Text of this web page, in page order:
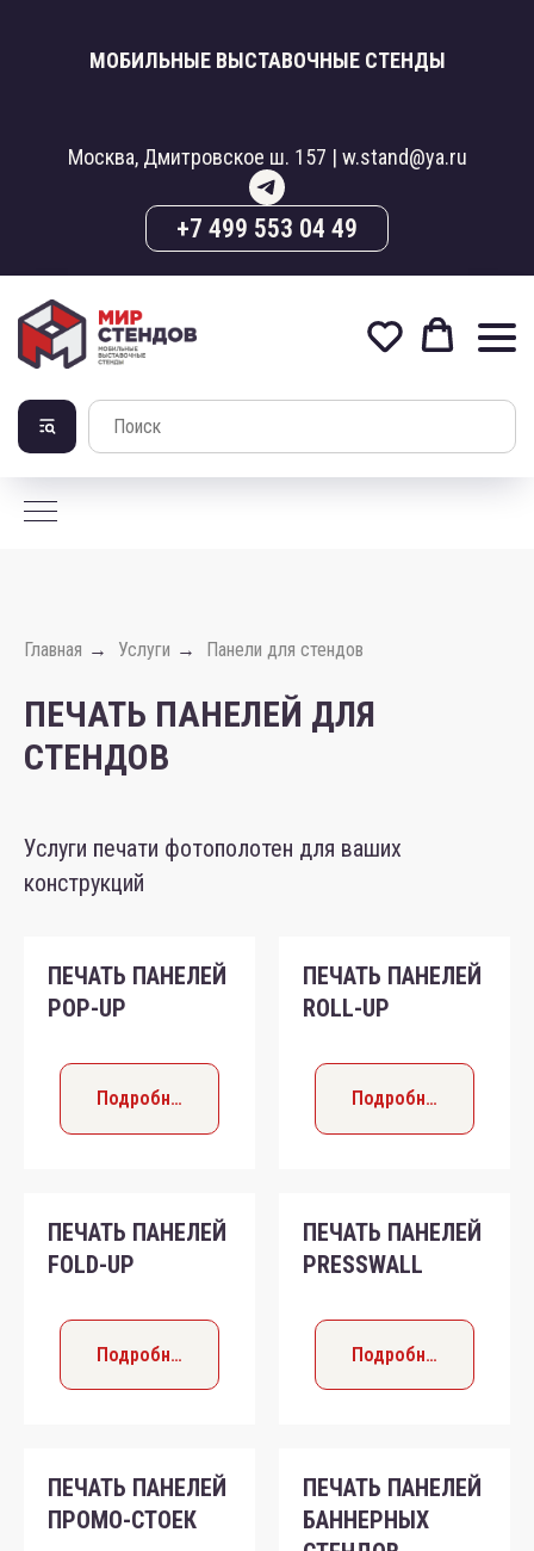
МОБИЛЬНЫЕ ВЫСТАВОЧНЫЕ СТЕНДЫ
Москва, Дмитровское ш. 157 | w.stand@ya.ru
+7 499 553 04 49
Главная → Услуги → Панели для стендов
ПЕЧАТЬ ПАНЕЛЕЙ ДЛЯ
СТЕНДОВ
Услуги печати фотополотен для ваших
конструкций
ПЕЧАТЬ ПАНЕЛЕЙ
POP-UP
Подробнее
ПЕЧАТЬ ПАНЕЛЕЙ
ROLL-UP
Подробнее
ПЕЧАТЬ ПАНЕЛЕЙ
FOLD-UP
Подробнее
ПЕЧАТЬ ПАНЕЛЕЙ
PRESSWALL
Подробнее
ПЕЧАТЬ ПАНЕЛЕЙ
ПРОМО-СТОЕК
ПЕЧАТЬ ПАНЕЛЕЙ
БАННЕРНЫХ